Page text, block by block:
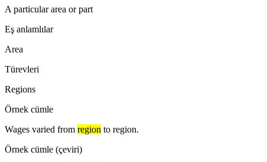
A particular area or part
Eş anlamlılar
Area
Türevleri
Regions
Örnek cümle
Wages varied from region to region.
Örnek cümle (çeviri)